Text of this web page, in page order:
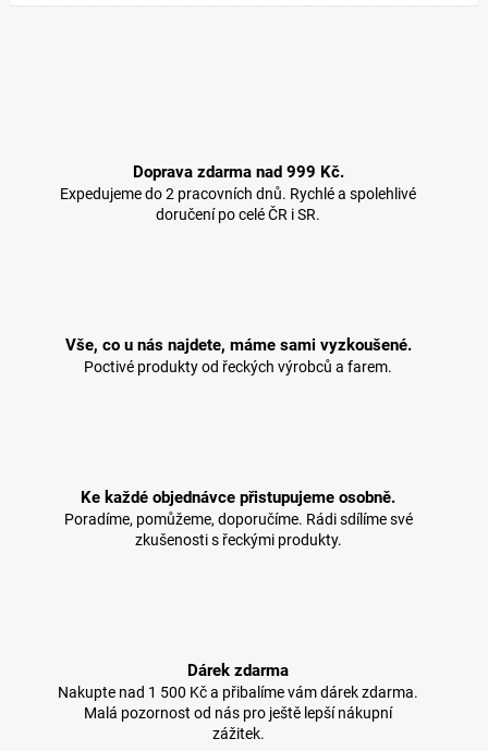
Doprava zdarma nad 999 Kč.
Expedujeme do 2 pracovních dnů. Rychlé a spolehlivé
doručení po celé ČR i SR.
Vše, co u nás najdete, máme sami vyzkoušené.
Poctivé produkty od řeckých výrobců a farem.
Ke každé objednávce přistupujeme osobně.
Poradíme, pomůžeme, doporučíme. Rádi sdílíme své
zkušenosti s řeckými produkty.
Dárek zdarma
Nakupte nad 1 500 Kč a přibalíme vám dárek zdarma.
Malá pozornost od nás pro ještě lepší nákupní
zážitek.